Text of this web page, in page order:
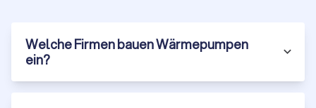
Welche Firmen bauen Wärmepumpen
ein?